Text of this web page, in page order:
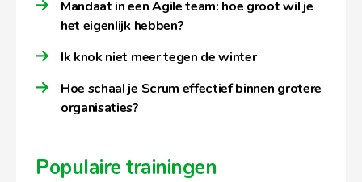
Mandaat in een Agile team: hoe groot wil je
het eigenlijk hebben?
Ik knok niet meer tegen de winter
Hoe schaal je Scrum effectief binnen grotere
organisaties?
Populaire trainingen